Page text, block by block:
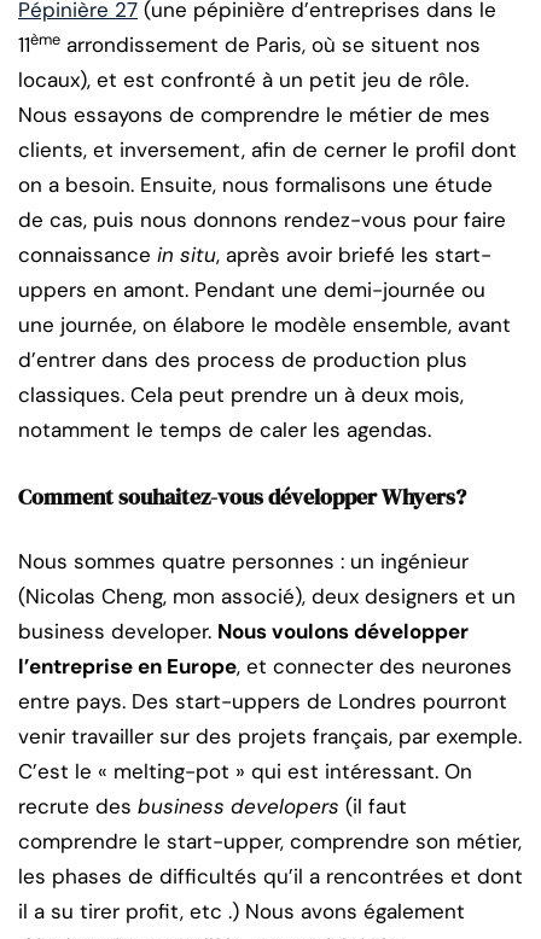
Pépinière 27 (une pépinière d’entreprises dans le
11ème arrondissement de Paris, où se situent nos
locaux), et est confronté à un petit jeu de rôle.
Nous essayons de comprendre le métier de mes
clients, et inversement, afin de cerner le profil dont
on a besoin. Ensuite, nous formalisons une étude
de cas, puis nous donnons rendez-vous pour faire
connaissance in situ, après avoir briefé les start-
uppers en amont. Pendant une demi-journée ou
une journée, on élabore le modèle ensemble, avant
d’entrer dans des process de production plus
classiques. Cela peut prendre un à deux mois,
notamment le temps de caler les agendas.
Comment souhaitez-vous développer Whyers?
Nous sommes quatre personnes : un ingénieur
(Nicolas Cheng, mon associé), deux designers et un
business developer. Nous voulons développer
l’entreprise en Europe, et connecter des neurones
entre pays. Des start-uppers de Londres pourront
venir travailler sur des projets français, par exemple.
C’est le « melting-pot » qui est intéressant. On
recrute des business developers (il faut
comprendre le start-upper, comprendre son métier,
les phases de difficultés qu’il a rencontrées et dont
il a su tirer profit, etc .) Nous avons également